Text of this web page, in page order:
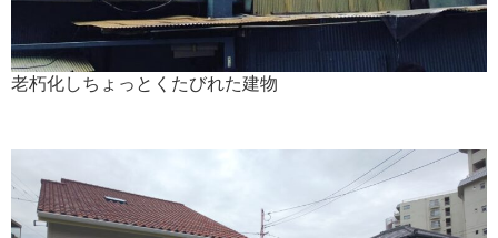
老朽化しちょっとくたびれた建物